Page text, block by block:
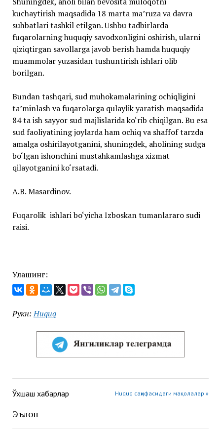
kuchaytirish maqsadida 18 marta maʼruza va davra
suhbatlari tashkil etilgan. Ushbu tadbirlarda
fuqarolarning huquqiy savodxonligini oshirish, ularni
qiziqtirgan savollarga javob berish hamda huquqiy
muammolar yuzasidan tushuntirish ishlari olib
borilgan.
Bundan tashqari, sud muhokamalarining ochiqligini
taʼminlash va fuqarolarga qulaylik yaratish maqsadida
84 ta ish sayyor sud majlislarida ko‘rib chiqilgan. Bu esa
sud faoliyatining joylarda ham ochiq va shaffof tarzda
amalga oshirilayotganini, shuningdek, aholining sudga
bo‘lgan ishonchini mustahkamlashga xizmat
qilayotganini ko‘rsatadi.
A.B. Masardinov.
Fuqarolik ishlari bo‘yicha Izboskan tumanlararo sudi
raisi.
Улашинг:
Рукн: Huquq
Ўхшаш хабарлар Huquq саҳифасидаги мақолалар »
Эълон